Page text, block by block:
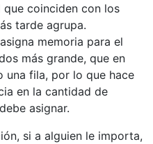
coinciden con los
tarde agrupa.
memoria para el
más grande, que en
una fila, por lo que hace
en la cantidad de
asignar.
si a alguien le importa,